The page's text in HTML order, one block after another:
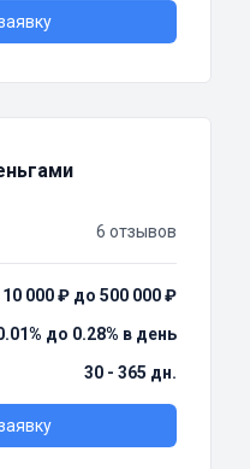
6 отзывов
10 000 ₽ до 500 000 ₽
до 0.28% в день
30 - 365 дн.